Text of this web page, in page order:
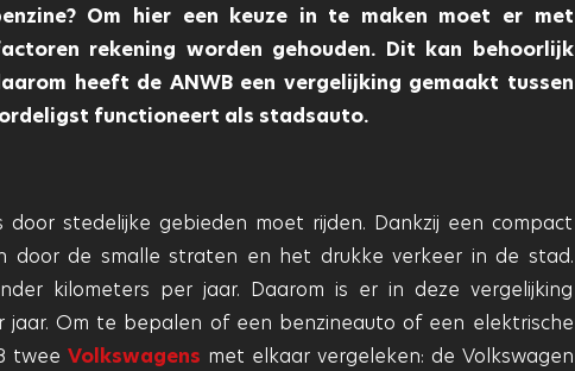
Om hier een keuze in te maken moet er met
rekening worden gehouden. Dit kan behoorlijk
heeft de ANWB een vergelijking gemaakt tussen
functioneert als stadsauto.
stedelijke gebieden moet rijden. Dankzij een compact
door de smalle straten en het drukke verkeer in de stad.
kilometers per jaar. Daarom is er in deze vergelijking
Om te bepalen of een benzineauto of een elektrische
tweeVolkswagens met elkaar vergeleken: de Volkswagen